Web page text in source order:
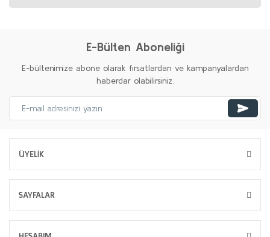
E-Bülten Aboneliği
E-bültenimize abone olarak fırsatlardan ve kampanyalardan
haberdar olabilirsiniz.
ÜYELİK
SAYFALAR